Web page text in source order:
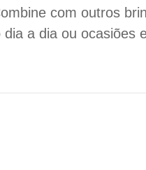
com outros
a dia ou ocasiões